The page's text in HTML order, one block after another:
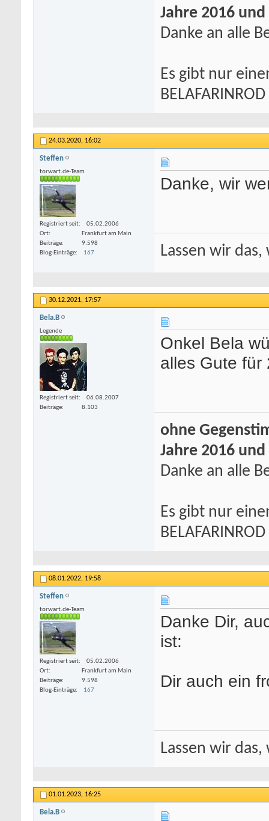
Jahre 2016 und
Danke an alle
Es gibt nur
BELAFARINROD
24.03.2020, 16:02
Steffen
torwart.de-Team
Registriert seit
05.02.2006
Ort
Frankfurt am Main
Beiträge
9.598
Blog-Einträge
167
Danke, wir
Lassen wir
30.12.2021, 17:57
Bela.B
Legende
Registriert seit
06.08.2007
Beiträge
8.103
Onkel Bela
alles Gute für
ohne
Jahre 2016 und
Danke an alle
Es gibt nur
BELAFARINROD
08.01.2022, 19:58
Steffen
torwart.de-Team
Registriert seit
05.02.2006
Ort
Frankfurt am Main
Beiträge
9.598
Blog-Einträge
167
Danke Dir,
ist:
Dir auch ein
Lassen wir
01.01.2023, 16:25
Bela.B